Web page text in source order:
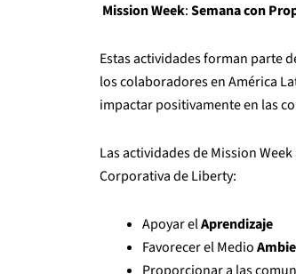
Mission Week:Semana con
Estas actividades forman parte
los colaboradores en América
impactar positivamente en las
Las actividades de Mission
Corporativa de Liberty:
Apoyar elAprendizaje
Favorecer el Medio